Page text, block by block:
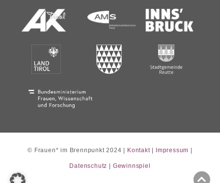
© Frauen* im Brennpunkt 2024 | Kontakt| Impressum
Datenschutz Gewinnspiel